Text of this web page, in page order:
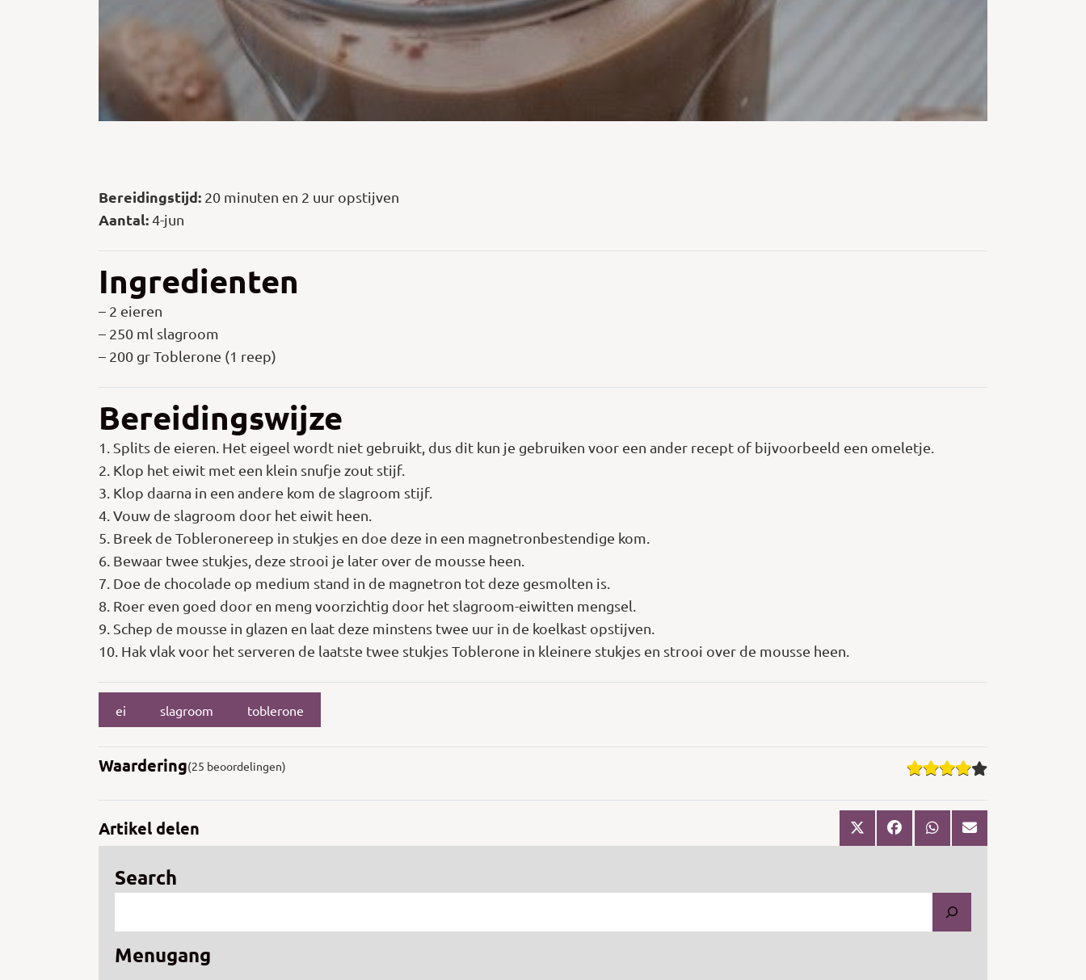
Bereidingstijd: 20 minuten en 2 uur opstijven
Aantal:4-jun
Ingredienten
– 2 eieren
– 250 ml slagroom
– 200 gr Toblerone (1 reep)
Bereidingswijze
1. Splits de eieren. Het eigeel wordt niet gebruikt, dus dit kun je gebruiken voor een ander recept of bijvoorbeeld een omeletje.
2. Klop het eiwit met een klein snufje zout stijf.
3. Klop daarna in een andere kom de slagroom stijf.
4. Vouw de slagroom door het eiwit heen.
5. Breek de Tobleronereep in stukjes en doe deze in een magnetronbestendige kom.
6. Bewaar twee stukjes, deze strooi je later over de mousse heen.
7. Doe de chocolade op medium stand in de magnetron tot deze gesmolten is.
8. Roer even goed door en meng voorzichtig door het slagroom-eiwitten mengsel.
9. Schep de mousse in glazen en laat deze minstens twee uur in de koelkast opstijven.
10. Hak vlak voor het serveren de laatste twee stukjes Toblerone in kleinere stukjes en strooi over de mousse heen.
ei slagroom toblerone
Waardering(25 beoordelingen)
Artikel delen
Search
Menugang